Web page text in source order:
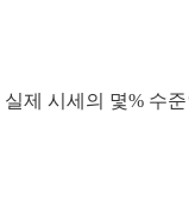
제 시세의 몇% 수